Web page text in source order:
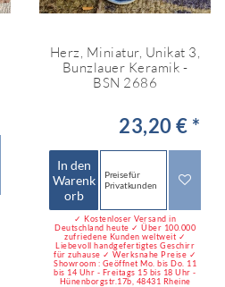
Herz, Miniatur, Unikat 3,
Bunzlauer Keramik -
BSN 2686
23,20 € *
In den
Warenk
orb
Preise für
Privatkunden
✓ Kostenloser Versand in
Deutschland heute ✓ Über 100.000
zufriedene Kunden weltweit ✓
Liebevoll handgefertigtes Geschirr
für zuhause ✓ Werksnahe Preise ✓
Showroom : Geöffnet Mo. bis Do. 11
bis 14 Uhr - Freitags 15 bis 18 Uhr -
Hünenborgstr.17b, 48431 Rheine